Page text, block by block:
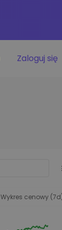
Zaloguj się
Wykres cenowy